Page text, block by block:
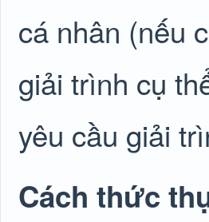
cá nhân (nếu
giải trình cụ
yêu cầu giải
Cách thức